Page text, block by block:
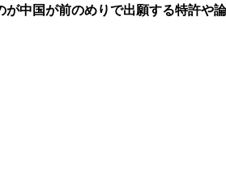
中国が前のめりで出願する特許や